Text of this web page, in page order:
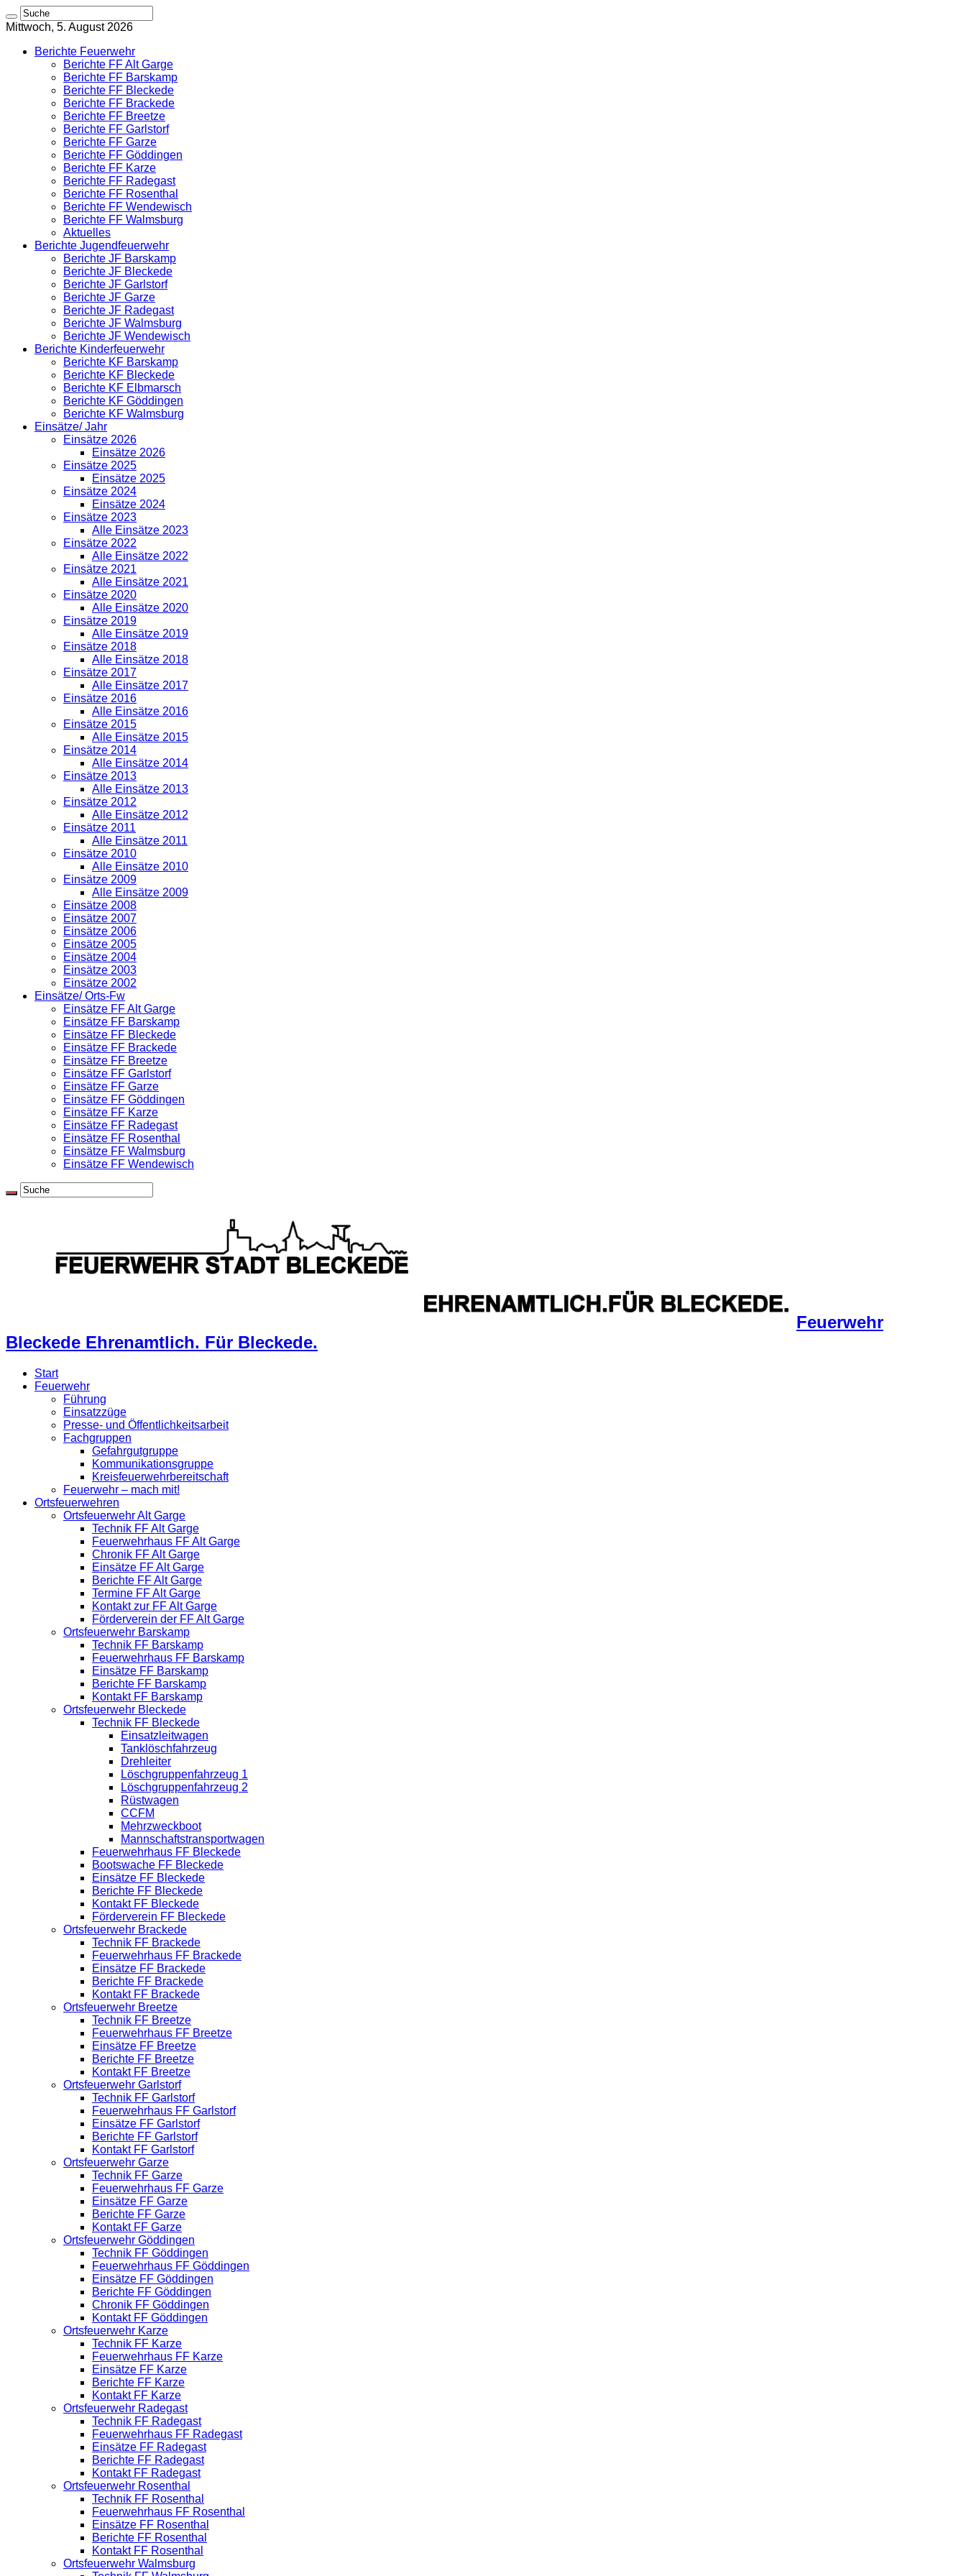
Mittwoch, 5. August 2026
Berichte Feuerwehr
Berichte FF Alt Garge
Berichte FF Barskamp
Berichte FF Bleckede
Berichte FF Brackede
Berichte FF Breetze
Berichte FF Garlstorf
Berichte FF Garze
Berichte FF Göddingen
Berichte FF Karze
Berichte FF Radegast
Berichte FF Rosenthal
Berichte FF Wendewisch
Berichte FF Walmsburg
Aktuelles
Berichte Jugendfeuerwehr
Berichte JF Barskamp
Berichte JF Bleckede
Berichte JF Garlstorf
Berichte JF Garze
Berichte JF Radegast
Berichte JF Walmsburg
Berichte JF Wendewisch
Berichte Kinderfeuerwehr
Berichte KF Barskamp
Berichte KF Bleckede
Berichte KF Elbmarsch
Berichte KF Göddingen
Berichte KF Walmsburg
Einsätze/ Jahr
Einsätze 2026
Einsätze 2026
Einsätze 2025
Einsätze 2025
Einsätze 2024
Einsätze 2024
Einsätze 2023
Alle Einsätze 2023
Einsätze 2022
Alle Einsätze 2022
Einsätze 2021
Alle Einsätze 2021
Einsätze 2020
Alle Einsätze 2020
Einsätze 2019
Alle Einsätze 2019
Einsätze 2018
Alle Einsätze 2018
Einsätze 2017
Alle Einsätze 2017
Einsätze 2016
Alle Einsätze 2016
Einsätze 2015
Alle Einsätze 2015
Einsätze 2014
Alle Einsätze 2014
Einsätze 2013
Alle Einsätze 2013
Einsätze 2012
Alle Einsätze 2012
Einsätze 2011
Alle Einsätze 2011
Einsätze 2010
Alle Einsätze 2010
Einsätze 2009
Alle Einsätze 2009
Einsätze 2008
Einsätze 2007
Einsätze 2006
Einsätze 2005
Einsätze 2004
Einsätze 2003
Einsätze 2002
Einsätze/ Orts-Fw
Einsätze FF Alt Garge
Einsätze FF Barskamp
Einsätze FF Bleckede
Einsätze FF Brackede
Einsätze FF Breetze
Einsätze FF Garlstorf
Einsätze FF Garze
Einsätze FF Göddingen
Einsätze FF Karze
Einsätze FF Radegast
Einsätze FF Rosenthal
Einsätze FF Walmsburg
Einsätze FF Wendewisch
Feuerwehr
Bleckede Ehrenamtlich. Für Bleckede.
Start
Feuerwehr
Führung
Einsatzzüge
Presse- und Öffentlichkeitsarbeit
Fachgruppen
Gefahrgutgruppe
Kommunikationsgruppe
Kreisfeuerwehrbereitschaft
Feuerwehr – mach mit!
Ortsfeuerwehren
Ortsfeuerwehr Alt Garge
Technik FF Alt Garge
Feuerwehrhaus FF Alt Garge
Chronik FF Alt Garge
Einsätze FF Alt Garge
Berichte FF Alt Garge
Termine FF Alt Garge
Kontakt zur FF Alt Garge
Förderverein der FF Alt Garge
Ortsfeuerwehr Barskamp
Technik FF Barskamp
Feuerwehrhaus FF Barskamp
Einsätze FF Barskamp
Berichte FF Barskamp
Kontakt FF Barskamp
Ortsfeuerwehr Bleckede
Technik FF Bleckede
Einsatzleitwagen
Tanklöschfahrzeug
Drehleiter
Löschgruppenfahrzeug 1
Löschgruppenfahrzeug 2
Rüstwagen
CCFM
Mehrzweckboot
Mannschaftstransportwagen
Feuerwehrhaus FF Bleckede
Bootswache FF Bleckede
Einsätze FF Bleckede
Berichte FF Bleckede
Kontakt FF Bleckede
Förderverein FF Bleckede
Ortsfeuerwehr Brackede
Technik FF Brackede
Feuerwehrhaus FF Brackede
Einsätze FF Brackede
Berichte FF Brackede
Kontakt FF Brackede
Ortsfeuerwehr Breetze
Technik FF Breetze
Feuerwehrhaus FF Breetze
Einsätze FF Breetze
Berichte FF Breetze
Kontakt FF Breetze
Ortsfeuerwehr Garlstorf
Technik FF Garlstorf
Feuerwehrhaus FF Garlstorf
Einsätze FF Garlstorf
Berichte FF Garlstorf
Kontakt FF Garlstorf
Ortsfeuerwehr Garze
Technik FF Garze
Feuerwehrhaus FF Garze
Einsätze FF Garze
Berichte FF Garze
Kontakt FF Garze
Ortsfeuerwehr Göddingen
Technik FF Göddingen
Feuerwehrhaus FF Göddingen
Einsätze FF Göddingen
Berichte FF Göddingen
Chronik FF Göddingen
Kontakt FF Göddingen
Ortsfeuerwehr Karze
Technik FF Karze
Feuerwehrhaus FF Karze
Einsätze FF Karze
Berichte FF Karze
Kontakt FF Karze
Ortsfeuerwehr Radegast
Technik FF Radegast
Feuerwehrhaus FF Radegast
Einsätze FF Radegast
Berichte FF Radegast
Kontakt FF Radegast
Ortsfeuerwehr Rosenthal
Technik FF Rosenthal
Feuerwehrhaus FF Rosenthal
Einsätze FF Rosenthal
Berichte FF Rosenthal
Kontakt FF Rosenthal
Ortsfeuerwehr Walmsburg